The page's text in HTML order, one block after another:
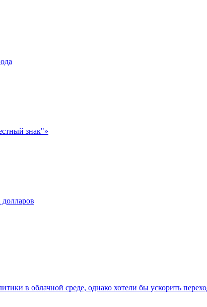
знак"»
в облачной среде, однако хотели бы ускорить